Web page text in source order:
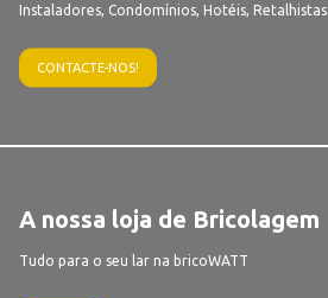
Instaladores, Condomínios, Hotéis, Retalhistas
CONTACTE-NOS!
A nossa loja de Bricolagem
Tudo para o seu lar na bricoWATT